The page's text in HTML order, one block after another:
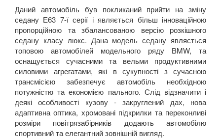
Даний автомобіль був покликаний прийти на зміну
седану Е63 7-ї серії і являється більш інноваційною
пропорційною та збалансованою версію розкішного
седану класу люкс. Дана модель седану являється
топовою автомобілей модельного ряду BMW, та
оснащується сучасними та вельми продуктивними
силовими агрегатами, які в сукупності з сучасною
трансмісією забезпечує автомобіль необхідною
потужністю та економією пального. Слід відзначити і
деякі особливості кузову - закруглений дах, нова
адаптивна оптика, хромовані підкрилки та переконливі
розміри повітрязабірників додають автомобілю
спортивний та елегантний зовнішній вигляд.